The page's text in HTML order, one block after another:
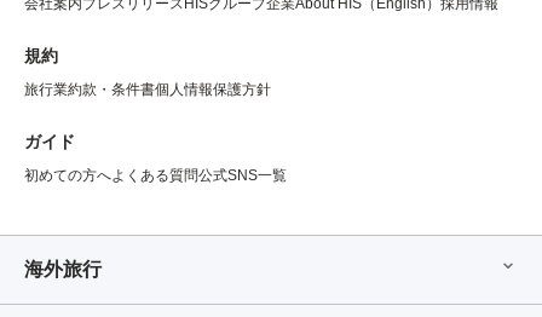
会社案内プレスリリース HISグループ企業About HIS（English） 採用情報
規約
旅行業約款・条件書個人情報保護方針
ガイド
初めての方へよくある質問公式SNS一覧
海外旅行